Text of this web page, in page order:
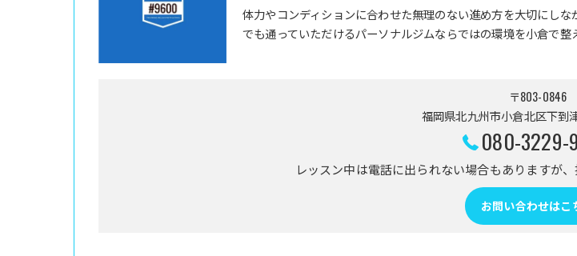
体力やコンディションに合わせた無理のない進め方を大切にし
でも通っていただけるパーソナルジムならではの環境を小倉で整
〒803-0846
福岡県北九州市小倉北区下到
080-3229-
レッスン中は電話に出られない場合もありますが
お問い合わせはこ